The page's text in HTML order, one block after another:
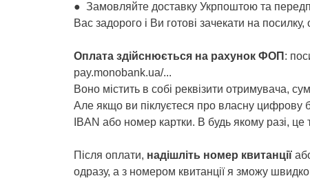
● Замовляйте доставку Укрпоштою та
Вас задорого і Ви готові зачекати на
Оплата здійснюється на рахунок ФОП :
pay.monobank.ua/...
Воно містить в собі реквізити отримувача,
Але якщо ви піклуєтеся про власну цифрову
IBAN або номер картки. В будь якому разі,
Після оплати, надішліть номер квитанції
одразу, а з номером квитанції я зможу